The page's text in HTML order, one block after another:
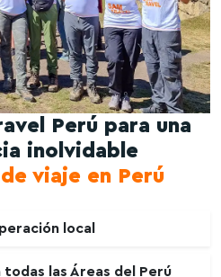
Perú para una
inolvidable
viaje en Perú
local
las Áreas del Perú